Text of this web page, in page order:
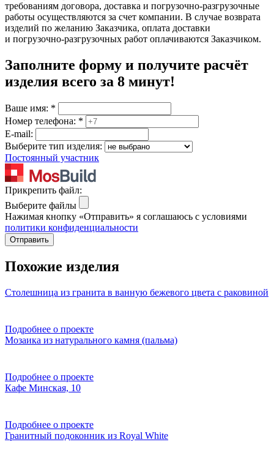
требованиям договора, доставка и погрузочно-разгрузочные
работы осуществляются за счет компании. В случае возврата
изделий по желанию Заказчика, оплата доставки
и погрузочно-разгрузочных работ оплачиваются Заказчиком.
Заполните форму и получите расчёт
изделия всего за 8 минут!
Ваше имя: *
Номер телефона: *
E-mail:
Выберите тип изделия:
Постоянный участник
Прикрепить файл:
Выберите файлы
Нажимая кнопку «Отправить» я соглашаюсь с условиями
политики конфиденциальности
Отправить
Похожие изделия
Столешница из гранита в ванную бежевого цвета с раковиной
Подробнее о проекте
Мозаика из натурального камня (пальма)
Подробнее о проекте
Кафе Минская, 10
Подробнее о проекте
Гранитный подоконник из Royal White